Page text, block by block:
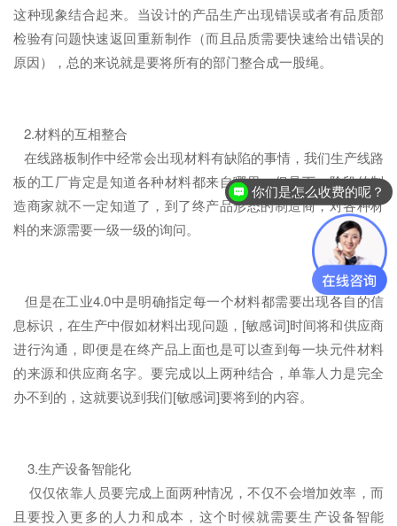
这种现象结合起来。当设计的产品生产出现错误或者有品质部
检验有问题快速返回重新制作（而且品质需要快速给出错误的
原因），总的来说就是要将所有的部门整合成一股绳。
2.材料的互相整合
在线路板制作中经常会出现材料有缺陷的事情，我们生产线路
板的工厂肯定是知道各种材料都来自哪里，但是下一阶段的制
造商家就不一定知道了，到了终产品形态的制造商，对各种材
料的来源需要一级一级的询问。
但是在工业4.0中是明确指定每一个材料都需要出现各自的信
息标识，在生产中假如材料出现问题，[敏感词]时间将和供应商
进行沟通，即便是在终产品上面也是可以查到每一块元件材料
的来源和供应商名字。要完成以上两种结合，单靠人力是完全
办不到的，这就要说到我们[敏感词]要将到的内容。
3.生产设备智能化
仅仅依靠人员要完成上面两种情况，不仅不会增加效率，而
且要投入更多的人力和成本，这个时候就需要生产设备智能
你们是怎么收费的呢？